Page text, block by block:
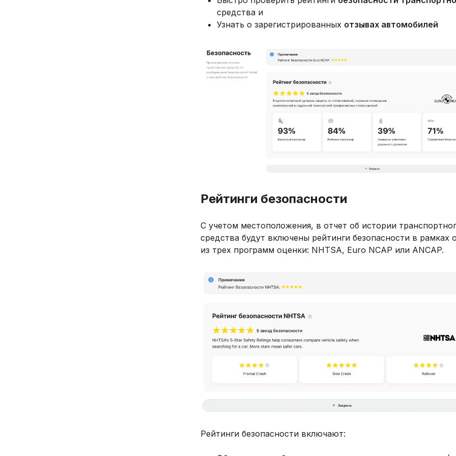
средства и
Узнать о зарегистрированных отзывах автомобилей
Рейтинги безопасности
С учетом местоположения, в отчет об истории
средства будут включены рейтинги безопасности в рамках
из трех программ оценки: NHTSA, Euro NCAP или ANCAP.
Рейтинги безопасности включают: